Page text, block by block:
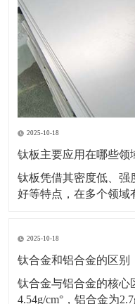
2025-10-18
钛板主要应用在哪些领
钛板凭借其密度低、强
好等特点，在多个领域
机匣）、火箭壳体、航
需求突出，可降低飞行
力。能耐受高
2025-10-18
钛合金和铝合金的区别
钛合金与铝合金的核心
4.54g/cm°，铝合金为